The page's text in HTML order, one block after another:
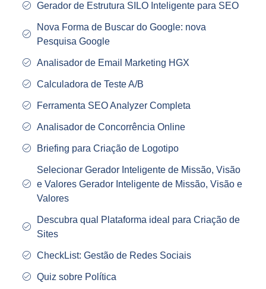
Gerador de Estrutura SILO Inteligente para SEO
Nova Forma de Buscar do Google: nova
Pesquisa Google
Analisador de Email Marketing HGX
Calculadora de Teste A/B
Ferramenta SEO Analyzer Completa
Analisador de Concorrência Online
Briefing para Criação de Logotipo
Selecionar Gerador Inteligente de Missão, Visão
e Valores Gerador Inteligente de Missão, Visão e
Valores
Descubra qual Plataforma ideal para Criação de
Sites
CheckList: Gestão de Redes Sociais
Quiz sobre Política